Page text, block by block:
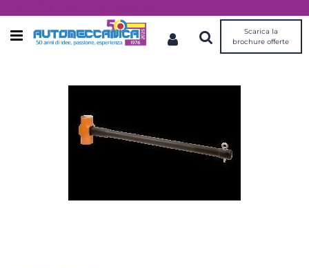
Open menu
Scarica la
brochure offerte